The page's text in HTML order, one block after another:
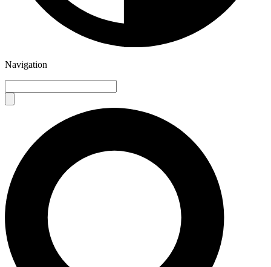
Navigation